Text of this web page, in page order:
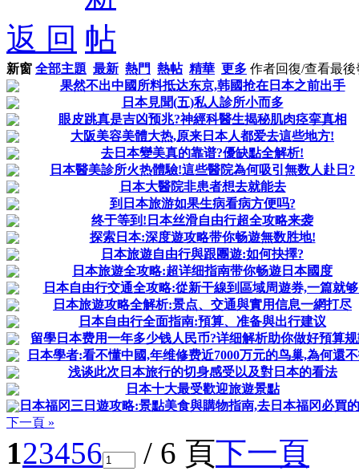
返 回
新窗 全部主題 最新 熱門 熱帖 精華 更多 作者回復/查看最後
果然不出中國所料抵达东京,韩國抢在日本之前出手
日本見聞(五)私人診所小而多
眼皮跳真是吉凶预兆?神經科醫生揭秘肌肉痉挛真相
大阪美容美體大热,原来日本人都爱去這些地方!
去日本變美真的靠谱?優缺點全解析!
日本醫美診所火热體驗!這些醫院為何吸引無数人赴日?
日本大醫院非患者想去就能去
到日本旅游如果生病看病方便吗?
终于等到!日本丝滑自由行超全攻略来袭
探索日本:深度遊攻略带你畅遊無数胜地!
日本旅遊自由行與跟團遊:如何抉擇?
日本旅遊全攻略:超详细指南带你畅遊日本國度
日本自由行交通全攻略:從新干線到區域周遊券,一篇就
日本旅遊攻略全解析:景点、交通與實用信息一網打尽
日本自由行全面指南:預算、准备與出行建议
留學日本费用一年多少钱人民币?详细解析助你做好預算
日本學者:看不懂中國,年维修费近7000万元的鸟巢,為何還
浅谈此次日本旅行的切身感受以及對日本的看法
日本十大最受歡迎旅遊景點
日本福冈三日遊攻略:景點美食與購物指南,去日本福冈必買
下一頁 »
123456 / 6 頁下一頁